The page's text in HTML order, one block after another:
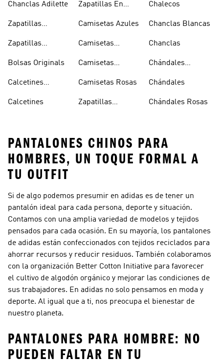
Chanclas Adilette
Zapatillas
Zapatillas
Blancas
Bolsas Originals
Calcetines
Blancos
Calcetines
Zapatillas En
Camisetas Azules
Camisetas
Camisetas
Camisetas Rosas
Zapatillas
Chalecos
Chanclas Blancas
Chanclas
Chándales
Chándales
Chándales Rosas
PANTALONES CHINOS PARA
HOMBRES, UN TOQUE FORMAL A
TU OUTFIT
Si de algo podemos presumir en adidas es de tener un
pantalón ideal para cada persona, deporte y situación.
Contamos con una amplia variedad de modelos y tejidos
pensados para cada ocasión. En su mayoría, los pantalones
de adidas están confeccionados con tejidos reciclados para
ahorrar recursos y reducir residuos. También colaboramos
con la organización Better Cotton Initiative para favorecer
el cultivo de algodón orgánico y mejorar las condiciones de
sus trabajadores. En adidas no solo pensamos en moda y
deporte. Al igual que a ti, nos preocupa el bienestar de
nuestro planeta.
PANTALONES PARA HOMBRE: NO
PUEDEN FALTAR EN TU